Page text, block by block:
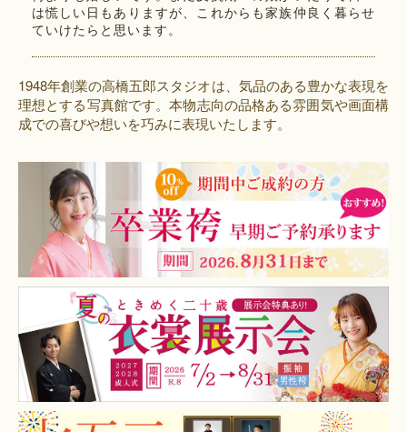
は慌しい日もありますが、これからも家族仲良く暮らせ
ていけたらと思います。
1948年創業の高橋五郎スタジオは、気品のある豊かな表現を
理想とする写真館です。本物志向の品格ある雰囲気や画面構
成での喜びや想いを巧みに表現いたします。